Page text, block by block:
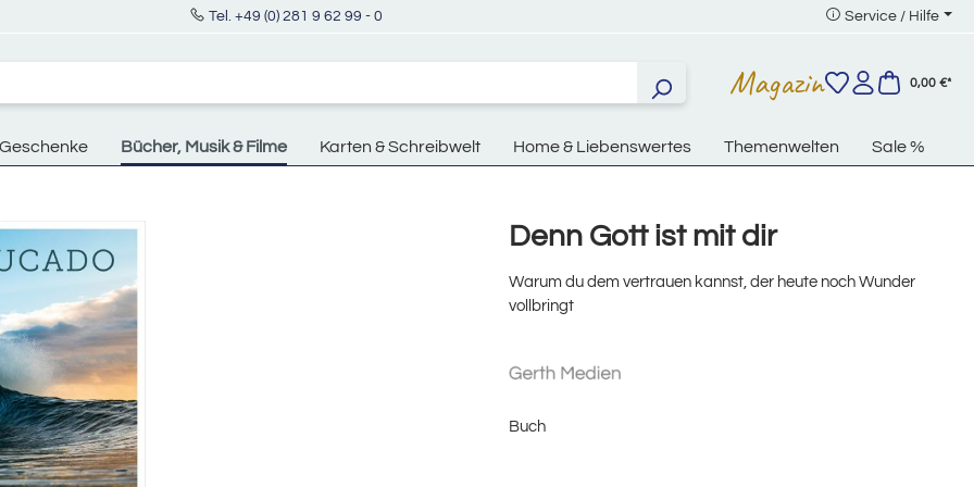
Tel. +49 (0) 281 9 62 99 - 0 Service / Hilfe
Magazin 0,00 €*
Geschenke Bücher, Musik & Filme Karten & Schreibwelt Home & Liebenswertes Themenwelten Sale %
Denn Gott ist mit dir
Warum du dem vertrauen kannst, der heute noch Wunder
vollbringt
Buch